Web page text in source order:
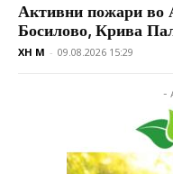
Активни пожари во
Босилово, Крива
XH M - 09.08.2026 15:29
-